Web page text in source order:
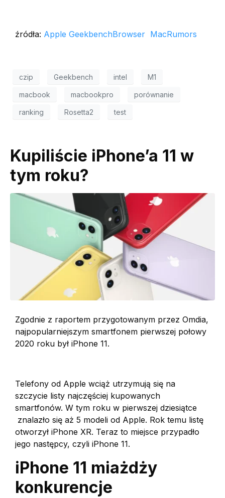
źródła: Apple GeekbenchBrowser MacRumors
czip Geekbench intel M1
macbook macbookpro porównanie
ranking Rosetta2 test
Kupiliście iPhone’a 11 w
tym roku?
Zgodnie z raportem przygotowanym przez Omdia,
najpopularniejszym smartfonem pierwszej połowy
2020 roku był iPhone 11.
Telefony od Apple wciąż utrzymują się na
szczycie listy najczęściej kupowanych
smartfonów. W tym roku w pierwszej dziesiątce
znalazło się aż 5 modeli od Apple. Rok temu listę
otworzył iPhone XR. Teraz to miejsce przypadło
jego następcy, czyli iPhone 11.
iPhone 11 miażdży
konkurencje